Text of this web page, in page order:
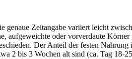
Zeitangabe variiert leicht
aufgeweichte oder vorverdaute
Der Anteil der festen
2 bis 3 Wochen alt sind (ca. Tag 18-